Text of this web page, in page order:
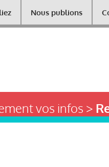
Nous publions
vos infos >